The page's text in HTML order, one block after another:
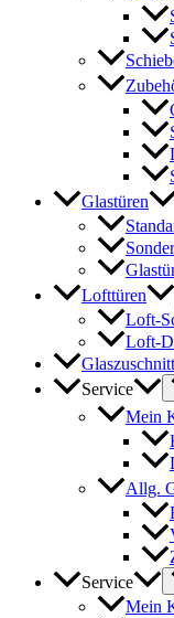
Glastüren
Lofttüren
Loft-
Loft-
Glaszuschnitt
Service
Mein
Allg.
Service
Mein